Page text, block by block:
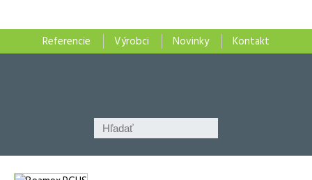
Referencie Výrobci Novinky Kontakt